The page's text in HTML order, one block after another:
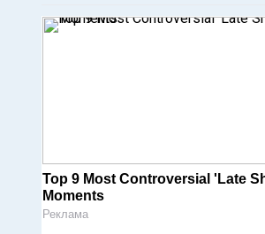
Top 9 Most Controversial 'Late
Moments
Реклама